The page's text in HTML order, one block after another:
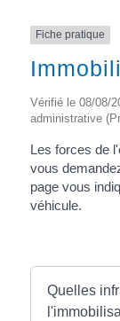
Fiche pratique
Vérifié le 08/08/
administrative
Les forces de
vous
page vous
véhicule.
Quelles